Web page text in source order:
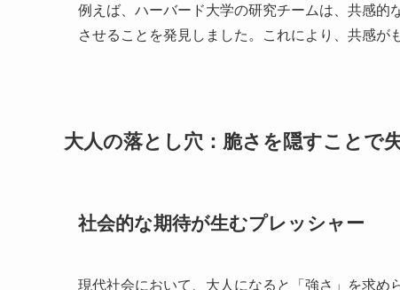
例えば、ハーバード大学の研究チームは、共感
させることを発見しました。これにより、共感が
大人の落とし穴：脆さを隠すことで
社会的な期待が生むプレッシャー
現代社会において、大人になると「強さ」を求め